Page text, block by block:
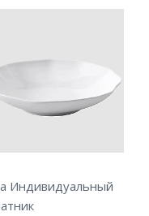
Индивидуальный